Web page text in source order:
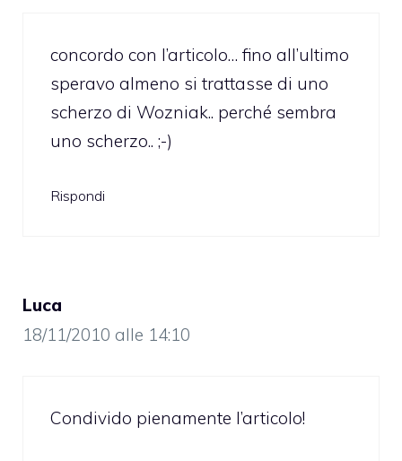
concordo con l’articolo… fino all’ultimo
speravo almeno si trattasse di uno
scherzo di Wozniak.. perché sembra
uno scherzo.. ;-)
Rispondi
Luca
18/11/2010 alle 14:10
Condivido pienamente l’articolo!